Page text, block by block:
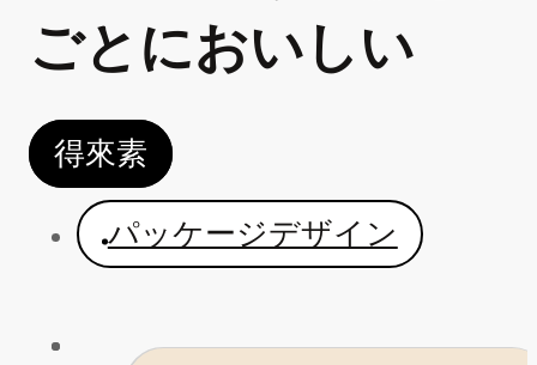
ごとにおいしい
得來素
パッケージデザイン